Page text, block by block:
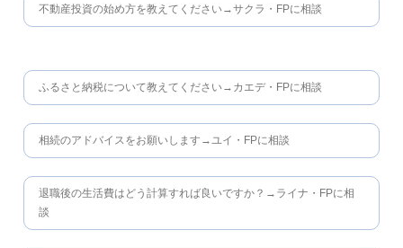
不動産投資の始め方を教えてください→サクラ・FPに相談
ふるさと納税について教えてください→カエデ・FPに相談
相続のアドバイスをお願いします→ユイ・FPに相談
退職後の生活費はどう計算すれば良いですか？→ライナ・FPに相
談